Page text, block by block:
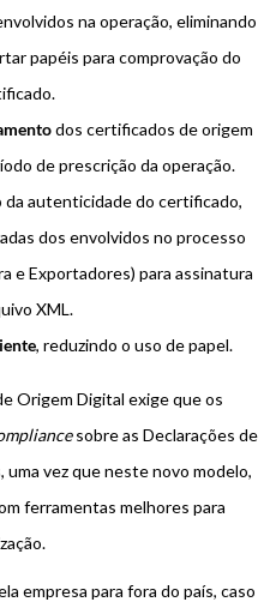
na operação, eliminando
papéis para comprovação do
dos certificados de origem
de prescrição da operação.
da autenticidade do certificado,
dos envolvidos no processo
e Exportadores) para assinatura
XML.
, reduzindo o uso de papel.
Origem Digital exige que os
sobre as Declarações de
vez que neste novo modelo,
ferramentas melhores para
empresa para fora do país, caso